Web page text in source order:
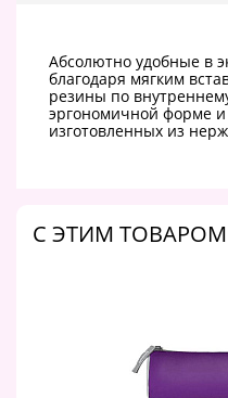
Абсолютно удобные в
благодаря мягким
резины по
эргономичной форме и
изготовленных из
C ЭТИМ